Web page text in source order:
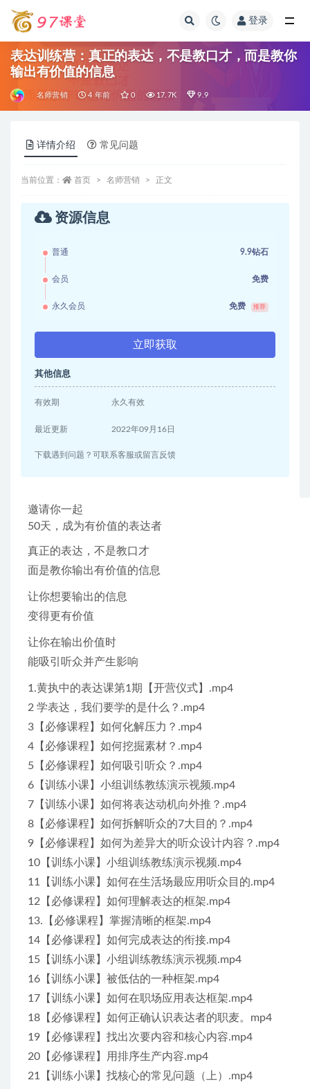
登录
表达训练营：真正的表达，不是教口才，而是教你
输出有价值的信息
名师营销 4 年前 0 17.7K 9.9
详情介绍 常见问题
当前位置： 首页 名师营销 正文
资源信息
普通 9.9钻石
会员 免费
永久会员 免费 推荐
立即获取
其他信息
有效期 永久有效
最近更新 2022年09月16日
下载遇到问题？可联系客服或留言反馈
邀请你一起
50天，成为有价值的表达者
真正的表达，不是教口才
面是教你输出有价值的信息
让你想要输出的信息
变得更有价值
让你在输出价值时
能吸引听众并产生影响
1.黄执中的表达课第1期【开营仪式】.mp4
2 学表达，我们要学的是什么？.mp4
3【必修课程】如何化解压力？.mp4
4【必修课程】如何挖掘素材？.mp4
5【必修课程】如何吸引听众？.mp4
6【训练小课】小组训练教练演示视频.mp4
7【训练小课】如何将表达动机向外推？.mp4
8【必修课程】如何拆解听众的7大目的？.mp4
9【必修课程】如何为差异大的听众设计内容？.mp4
10【训练小课】小组训练教练演示视频.mp4
11【训练小课】如何在生活场最应用听众目的.mp4
12【必修课程】如何理解表达的框架.mp4
13.【必修课程】掌握清晰的框架.mp4
14【必修课程】如何完成表达的衔接.mp4
15【训练小课】小组训练教练演示视频.mp4
16【训练小课】被低估的一种框架.mp4
17【训练小课】如何在职场应用表达框架.mp4
18【必修课程】如何正确认识表达者的职麦。mp4
19【必修课程】找出次要内容和核心内容.mp4
20【必修课程】用排序生产内容.mp4
21【训练小课】找核心的常见问题（上）.mp4